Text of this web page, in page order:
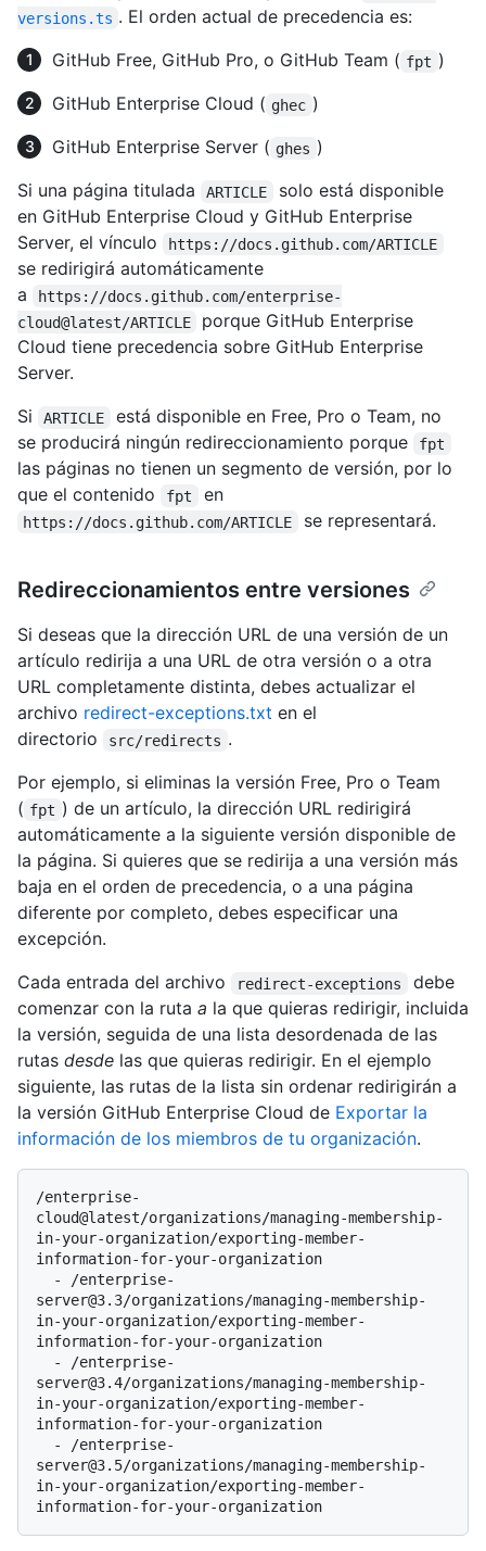
versions.ts . El orden actual de precedencia es:
GitHub Free, GitHub Pro, o GitHub Team ( fpt )
GitHub Enterprise Cloud ( ghec )
GitHub Enterprise Server ( ghes )
Si una página titulada
ARTICLE
solo está disponible
en GitHub Enterprise Cloud y GitHub Enterprise
Server, el vínculo
https://docs.github.com/ARTICLE
se redirigirá automáticamente
a
https://docs.github.com/enterprise-
cloud@latest/ARTICLE
porque GitHub Enterprise
Cloud tiene precedencia sobre GitHub Enterprise
Server.
Si
ARTICLE
está disponible en Free, Pro o Team, no
se producirá ningún redireccionamiento porque
fpt
las páginas no tienen un segmento de versión, por lo
que el contenido
fpt en
https://docs.github.com/ARTICLE se representará.
Redireccionamientos entre versiones
Si deseas que la dirección URL de una versión de un
artículo redirija a una URL de otra versión o a otra
URL completamente distinta, debes actualizar el
archivo redirect-exceptions.txt en el
directorio
src/redirects .
Por ejemplo, si eliminas la versión Free, Pro o Team
( fpt ) de un artículo, la dirección URL redirigirá
automáticamente a la siguiente versión disponible de
la página. Si quieres que se redirija a una versión más
baja en el orden de precedencia, o a una página
diferente por completo, debes especificar una
excepción.
Cada entrada del archivo
redirect-exceptions
debe
comenzar con la ruta a la que quieras redirigir, incluida
la versión, seguida de una lista desordenada de las
rutas desde las que quieras redirigir. En el ejemplo
siguiente, las rutas de la lista sin ordenar redirigirán a
la versión GitHub Enterprise Cloud de Exportar la
información de los miembros de tu organización.
/enterprise-
cloud@latest/organizations/managing-membership-
in-your-organization/exporting-member-
information-for-your-organization
server@3.3/organizations/managing-membership-
in-your-organization/exporting-member-
information-for-your-organization
server@3.4/organizations/managing-membership-
in-your-organization/exporting-member-
information-for-your-organization
server@3.5/organizations/managing-membership-
in-your-organization/exporting-member-